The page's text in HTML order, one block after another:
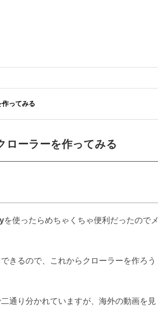
ってみる
ローラーを作ってみる
を使ったらめちゃくちゃ便利だったのでメ
きるので、これからクローラーを作ろう
通り分かれていますが、海外の動画を見